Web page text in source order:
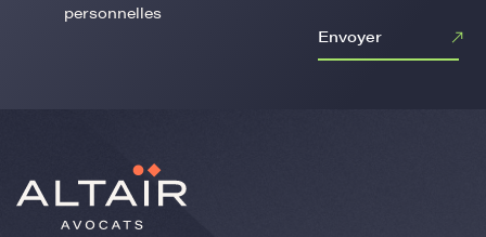
personnelles
Envoyer